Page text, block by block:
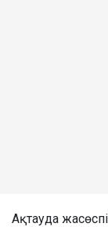
Ақтауда